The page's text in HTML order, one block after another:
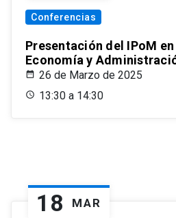
Conferencias
Presentación del IPoM
Economía y
26 de Marzo de 2025
13:30 a 14:30
18 MAR